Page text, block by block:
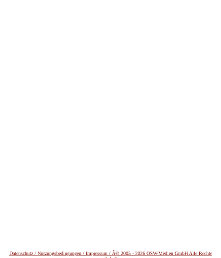
Datenschutz / Nutzungsbedingungen / Impressum / Â© 2005 - 2026 OSW-Medien GmbH Alle Rechte